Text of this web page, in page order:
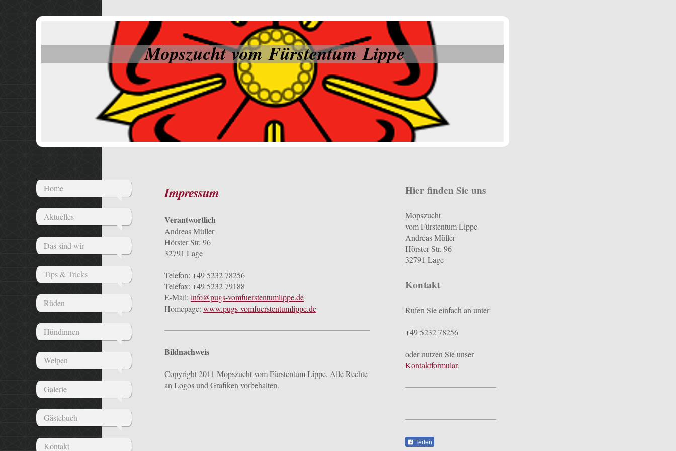
Mopszucht vom Fürstentum Lippe
Home
Aktuelles
Das sind wir
Tips & Tricks
Rüden
Hündinnen
Welpen
Galerie
Gästebuch
Kontakt
Impressum
Verantwortlich
Andreas Müller
Hörster Str. 96
32791 Lage
Telefon: +49 5232 78256
Telefax: +49 5232 79188
E-Mail: info@pugs-vomfuerstentumlippe.de
Homepage: www.pugs-vomfuerstentumlippe.de
Bildnachweis
Copyright 2011 Mopszucht vom Fürstentum Lippe. Alle Rechte
an Logos und Grafiken vorbehalten.
Hier finden Sie uns
Mopszucht
vom Fürstentum Lippe
Andreas Müller
Hörster Str. 96
32791 Lage
Kontakt
Rufen Sie einfach an unter
+49 5232 78256
oder nutzen Sie unser
Kontaktformular.
Teilen